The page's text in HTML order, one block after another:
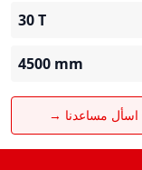
30T
4500 mm
اسأل مساعدنا →